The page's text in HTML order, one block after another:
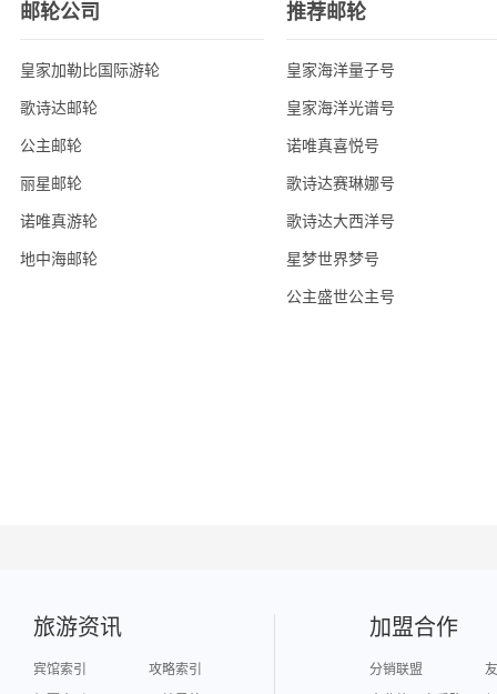
邮轮公司
皇家加勒比国际游轮
歌诗达邮轮
公主邮轮
丽星邮轮
诺唯真游轮
地中海邮轮
推荐邮轮
皇家海洋量子号
皇家海洋光谱号
诺唯真喜悦号
歌诗达赛琳娜号
歌诗达大西洋号
星梦世界梦号
公主盛世公主号
旅游资讯
宾馆索引
攻略索引
加盟合作
分销联盟